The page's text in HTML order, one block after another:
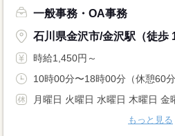
一般事務・OA事務
石川県金沢市/金沢駅（徒歩
時給1,450円～
10時00分〜18時00分（休憩60分
月曜日 火曜日 水曜日 木曜日 金
もっと見る